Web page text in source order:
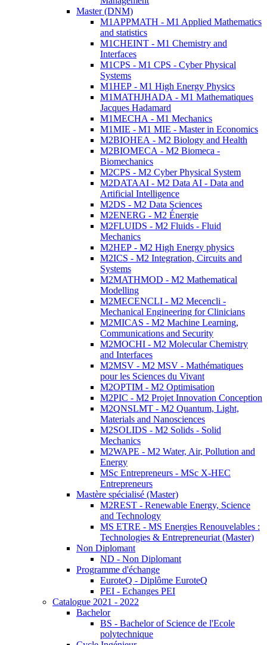
Master (DNM)
M1APPMATH - M1 Applied Mathematics
and statistics
M1CHEINT - M1 Chemistry and
Interfaces
M1CPS - M1 CPS - Cyber Physical
Systems
M1HEP - M1 High Energy Physics
M1MATHJHADA - M1 Mathematiques
Jacques Hadamard
M1MECHA - M1 Mechanics
M1MIE - M1 MIE - Master in Economics
M2BIOHEA - M2 Biology and Health
M2BIOMECA - M2 Biomeca -
Biomechanics
M2CPS - M2 Cyber Physical System
M2DATAAI - M2 Data AI - Data and
Artificial Intelligence
M2DS - M2 Data Sciences
M2ENERG - M2 Énergie
M2FLUIDS - M2 Fluids - Fluid
Mechanics
M2HEP - M2 High Energy physics
M2ICS - M2 Integration, Circuits and
Systems
M2MATHMOD - M2 Mathematical
Modelling
M2MECENCLI - M2 Mecencli -
Mechanical Engineering for Clinicians
M2MICAS - M2 Machine Learning,
Communications and Security
M2MOCHI - M2 Molecular Chemistry
and Interfaces
M2MSV - M2 MSV - Mathématiques
pour les Sciences du Vivant
M2OPTIM - M2 Optimisation
M2PIC - M2 Projet Innovation Conception
M2QNSLMT - M2 Quantum, Light,
Materials and Nanosciences
M2SOLIDS - M2 Solids - Solid
Mechanics
M2WAPE - M2 Water, Air, Pollution and
Energy
MSc Entrepreneurs - MSc X-HEC
Entrepreneurs
Mastère spécialisé (Master)
M2REST - Renewable Energy, Science
and Technology
MS ETRE - MS Energies Renouvelables :
Technologies & Entrepreneuriat (Master)
Non Diplomant
ND - Non Diplomant
Programme d'échange
EuroteQ - Diplôme EuroteQ
PEI - Echanges PEI
Catalogue 2021 - 2022
Bachelor
BS - Bachelor of Science de l'Ecole
polytechnique